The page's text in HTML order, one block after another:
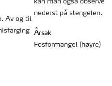
Av og til
nederst på stengelen.
Årsak
Fosformangel (høyre)